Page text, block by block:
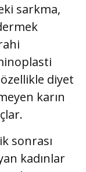
sarkma,
diyet
karın
sonrası
kadınlar